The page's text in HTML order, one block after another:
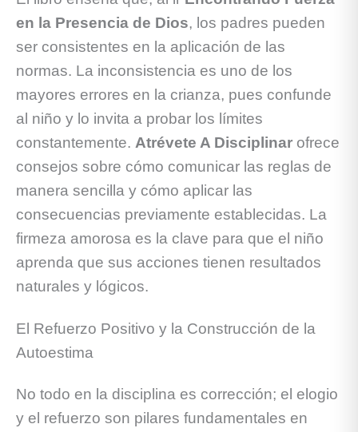
en la Presencia de Dios, los padres pueden
ser consistentes en la aplicación de las
normas. La inconsistencia es uno de los
mayores errores en la crianza, pues confunde
al niño y lo invita a probar los límites
constantemente. Atrévete A Disciplinar ofrece
consejos sobre cómo comunicar las reglas de
manera sencilla y cómo aplicar las
consecuencias previamente establecidas. La
firmeza amorosa es la clave para que el niño
aprenda que sus acciones tienen resultados
naturales y lógicos.
El Refuerzo Positivo y la Construcción de la
Autoestima
No todo en la disciplina es corrección; el elogio
y el refuerzo son pilares fundamentales en